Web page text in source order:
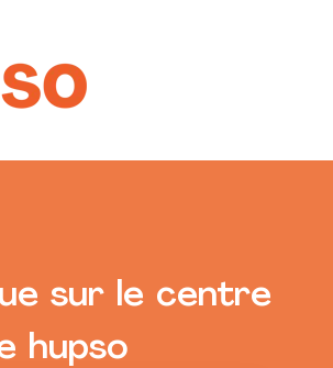
sur le centre
hupso